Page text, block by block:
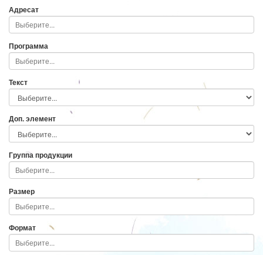
Адресат
Программа
Текст
Доп. элемент
Группа продукции
Размер
Формат